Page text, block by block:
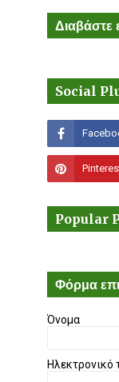
Διαβάστε
Social
Popular
Φόρμα
Όνομα
Ηλεκτρονικό